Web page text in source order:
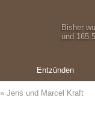
Bisher
und
Entzünden
» Jens und Marcel Kraft